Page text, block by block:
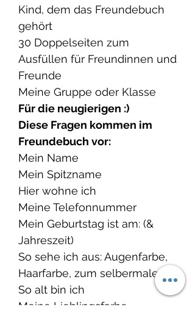
Kind, dem das Freundebuch
gehört
30 Doppelseiten zum
Ausfüllen für Freundinnen und
Freunde
Meine Gruppe oder Klasse
Für die neugierigen :)
Diese Fragen kommen im
Freundebuch vor:
Mein Name
Mein Spitzname
Hier wohne ich
Meine Telefonnummer
Mein Geburtstag ist am: (&
Jahreszeit)
So sehe ich aus: Augenfarbe,
Haarfarbe, zum selbermalen
So alt bin ich
Meine Lieblingsfarbe